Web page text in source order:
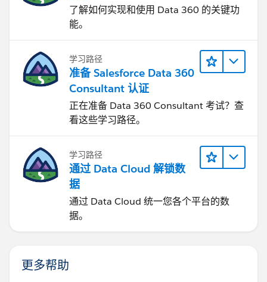
了解如何实现和使用 Data 360 的关键功
能。
学习路径
准备 Salesforce Data 360
Consultant 认证
正在准备 Data 360 Consultant 考试？查
看这些学习路径。
学习路径
通过 Data Cloud 解锁数
据
通过 Data Cloud 统一您各个平台的数
据。
更多帮助